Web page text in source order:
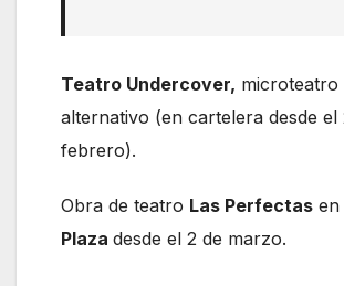
Teatro Undercover, microteatro
alternativo (en cartelera desde el
febrero).
Obra de teatro Las Perfectas en
Plaza desde el 2 de marzo.